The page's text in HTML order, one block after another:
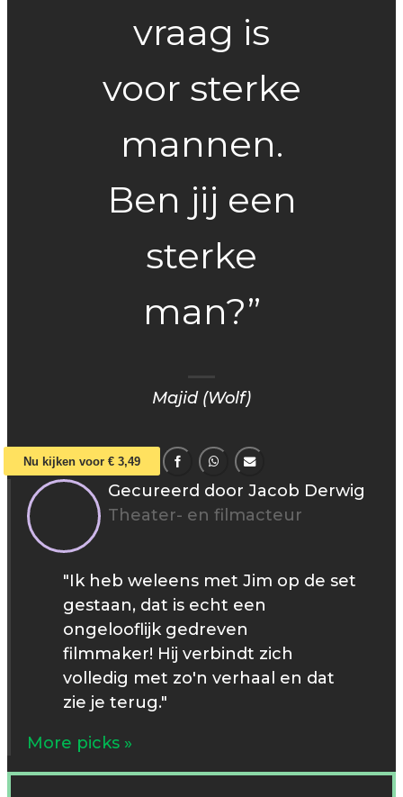
vraag is
voor sterke
mannen.
Ben jij een
sterke
man?”
Majid (Wolf)
Nu kijken voor € 3,49
Gecureerd door Jacob Derwig
Theater- en filmacteur
"Ik heb weleens met Jim op de set
gestaan, dat is echt een
ongelooflijk gedreven
filmmaker! Hij verbindt zich
volledig met zo'n verhaal en dat
zie je terug."
More picks